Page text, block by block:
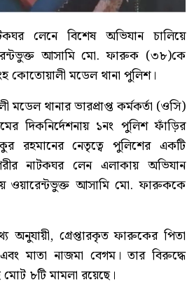
লেনে বিশেষ অভিযান চালিয়ে
আসামি মো. ফারুক (৩৮)কে
কোতোয়ালী মডেল থানা পুলিশ।
থানার ভারপ্রাপ্ত কর্মকর্তা (ওসি)
দিকনির্দেশনায় ১নং পুলিশ ফাঁড়ির
নেতৃত্বে পুলিশের একটি
নাটকঘর লেন এলাকায় অভিযান
ওয়ারেন্টভুক্ত আসামি মো. ফারুককে
অনুযায়ী, গ্রেপ্তারকৃত ফারুকের পিতা
মাতা নাজমা বেগম। তার বিরুদ্ধে
৮টি মামলা রয়েছে।